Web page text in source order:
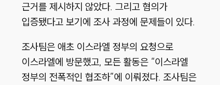
근거를 제시하지 않았다. 그리고 혐의가
입증됐다고 보기에 조사 과정에 문제들이 있다.
조사팀은 애초 이스라엘 정부의 요청으로
이스라엘에 방문했고, 모든 활동은 “이스라엘
정부의 전폭적인 협조하”에 이뤄졌다. 조사팀은